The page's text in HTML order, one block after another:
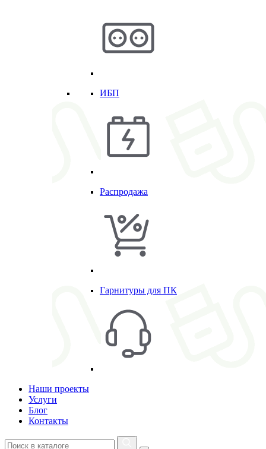
ИБП
Распродажа
Гарнитуры для ПК
Наши проекты
Услуги
Блог
Контакты